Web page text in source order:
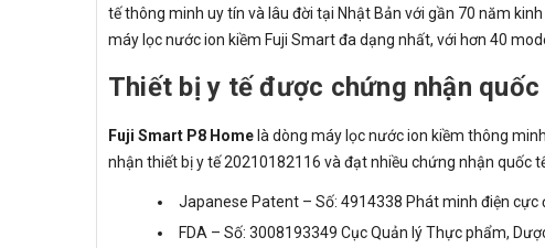
tế thông minh uy tín và lâu đời tại Nhật Bản với gần 70 năm
máy lọc nước ion kiềm Fuji Smart đa dạng nhất, với hơn 40
Thiết bị y tế được chứng nhận
Fuji Smart P8 Home là dòng máy lọc nước ion kiềm thông
nhận thiết bị y tế 20210182116 và đạt nhiều chứng nhận quốc
Japanese Patent – Số: 4914338 Phát minh điện cực
FDA – Số: 3008193349 Cục Quản lý Thực phẩm,